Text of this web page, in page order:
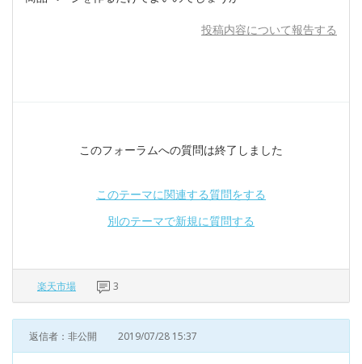
投稿内容について報告する
このフォーラムへの質問は終了しました
このテーマに関連する質問をする
別のテーマで新規に質問する
楽天市場 3
返信者：非公開 2019/07/28 15:37